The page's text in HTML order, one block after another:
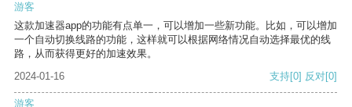
游客
这款加速器app的功能有点单一，可以增加一些新功能。比如，可以增加
一个自动切换线路的功能，这样就可以根据网络情况自动选择最优的线
路，从而获得更好的加速效果。
2024-01-16
支持[0] 反对[0]
游客